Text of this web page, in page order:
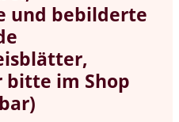
und bebilderte
bitte im Shop